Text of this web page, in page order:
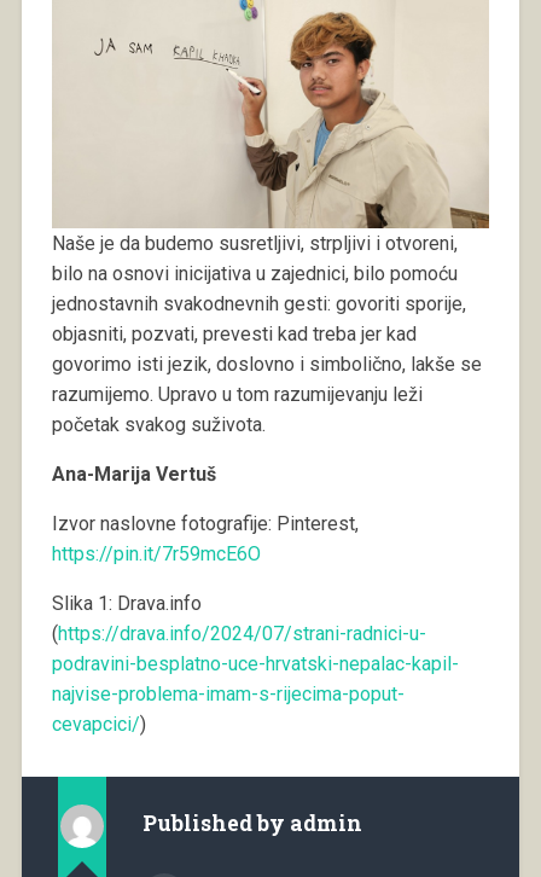
Naše je da budemo susretljivi, strpljivi i otvoreni,
bilo na osnovi inicijativa u zajednici, bilo pomoću
jednostavnih svakodnevnih gesti: govoriti sporije,
objasniti, pozvati, prevesti kad treba jer kad
govorimo isti jezik, doslovno i simbolično, lakše se
razumijemo. Upravo u tom razumijevanju leži
početak svakog suživota.
Ana-Marija Vertuš
Izvor naslovne fotografije: Pinterest,
https://pin.it/7r59mcE6O
Slika 1: Drava.info
(https://drava.info/2024/07/strani-radnici-u-
podravini-besplatno-uce-hrvatski-nepalac-kapil-
najvise-problema-imam-s-rijecima-poput-
cevapcici/)
Published by admin